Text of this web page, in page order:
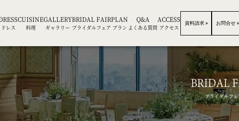
ドレス
CUISINE
料理
GALLERY
ギャラリー
BRIDAL FAIR
ブライダルフェア
PLAN
プラン
Q&A
よくある質問
ACCESS
アクセス
資料請求 お問合せ